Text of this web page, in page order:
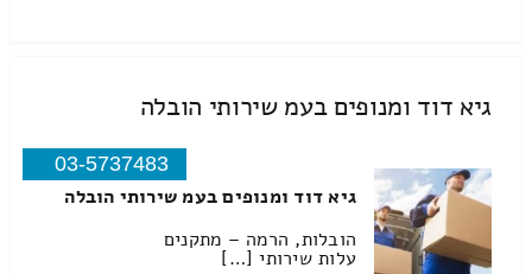
גיא דוד ומנופים בעמ שירותי הובלה
03-5737483
גיא דוד ומנופים בעמ שירותי הובלה
הובלות, הרמה – מתקנים
עלות שירותי […]